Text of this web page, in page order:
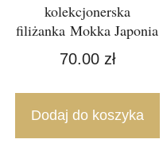
kolekcjonerska
filiżanka Mokka Japonia
70.00 zł
Dodaj do koszyka